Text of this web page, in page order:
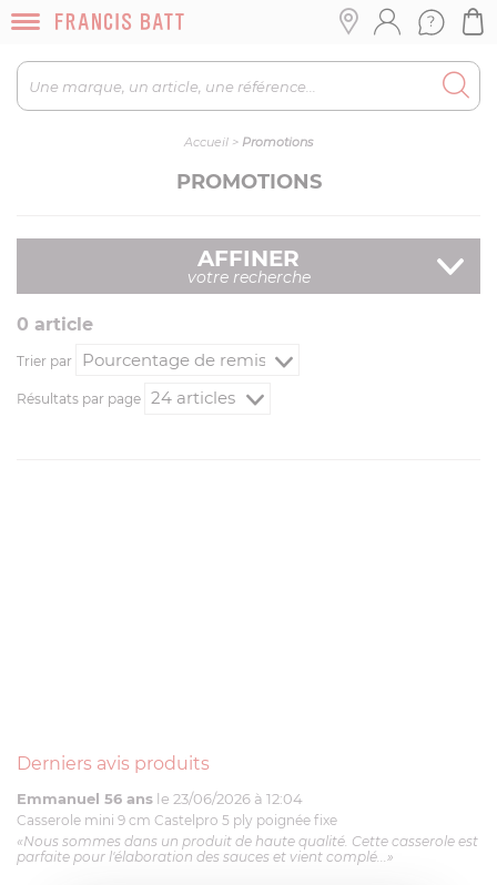
Accueil > Promotions
PROMOTIONS
AFFINER
votre recherche
0 article
Trier par
Résultats par page
Derniers avis produits
Emmanuel 56 ans le 23/06/2026 à 12:04
Casserole mini 9 cm Castelpro 5 ply poignée fixe
«Nous sommes dans un produit de haute qualité. Cette casserole est
parfaite pour l'élaboration des sauces et vient complé...»